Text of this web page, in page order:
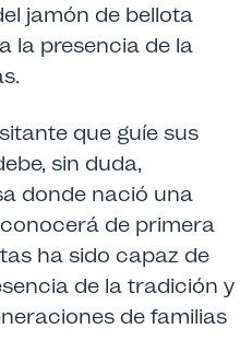
jamón de bellota
la presencia de la
que guíe sus
sin duda,
donde nació una
de primera
ha sido capaz de
de la tradición y
de familias